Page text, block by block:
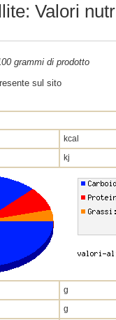
Valori
grammi di prodotto
sul sito
kcal
kj
g
g